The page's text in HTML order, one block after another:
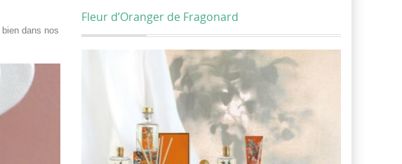
dans nos
Fleur d’Oranger de Fragonard